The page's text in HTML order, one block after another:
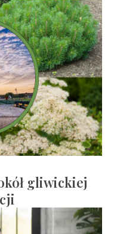
gliwickiej